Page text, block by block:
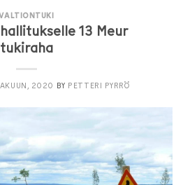
13 Meur
tukiraha
2020 BY PETTERI PYRRÖ